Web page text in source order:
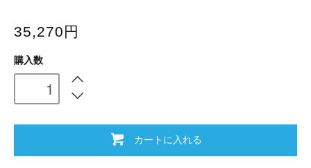
35,270円
購入数
カートに入れる